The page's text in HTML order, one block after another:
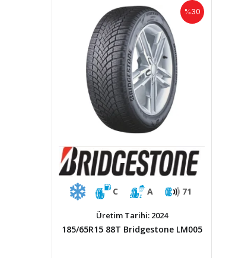
%30
C A 71
Üretim Tarihi: 2024
185/65R15 88T Bridgestone LM005